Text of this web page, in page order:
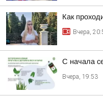
Как
Вчера,
С начала
Вчера, 19:53